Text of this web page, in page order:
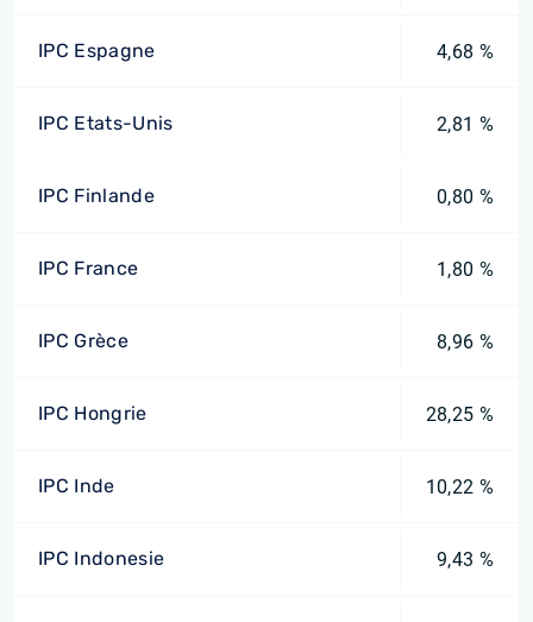
IPC Espagne 4,68 %
IPC Etats-Unis 2,81 %
IPC Finlande 0,80 %
IPC France 1,80 %
IPC Grèce 8,96 %
IPC Hongrie 28,25 %
IPC Inde 10,22 %
IPC Indonesie 9,43 %